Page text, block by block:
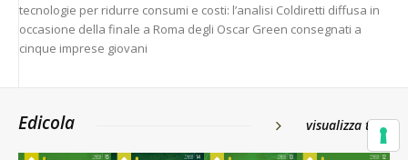
tecnologie per ridurre consumi e costi: l’analisi Coldiretti diffusa in
occasione della finale a Roma degli Oscar Green consegnati a
cinque imprese giovani
Edicola visualizza tutti